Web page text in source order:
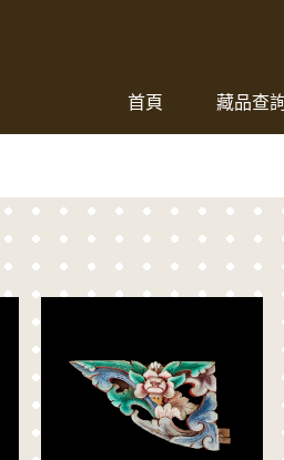
首頁 藏品查